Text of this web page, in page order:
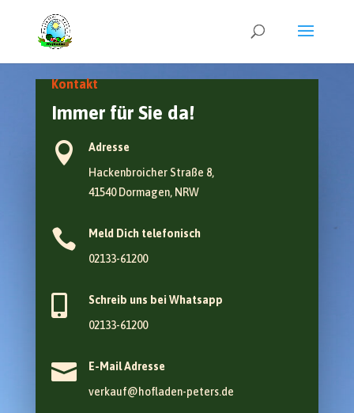
Kontakt
Immer für Sie da!

Adresse
Hackenbroicher Straße 8,
41540 Dormagen, NRW

Meld Dich telefonisch
02133-61200

Schreib uns bei Whatsapp
02133-61200

E-Mail Adresse
verkauf@hofladen-peters.de